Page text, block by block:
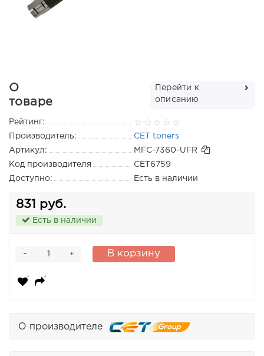
О
товаре
Перейти к
описанию
Рейтинг:
Производитель:
CET toners
Артикул:
MFC-7360-UFR
Код производителя
CET6759
Доступно:
Есть в наличии
831 руб.
Есть в наличии
+
- В корзину
О производителе